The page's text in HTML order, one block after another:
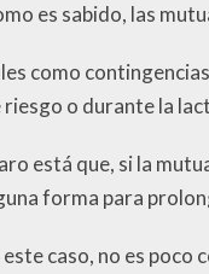
es sabido, las
como
riesgo o durante la
está que, si la
forma para
este caso, no es